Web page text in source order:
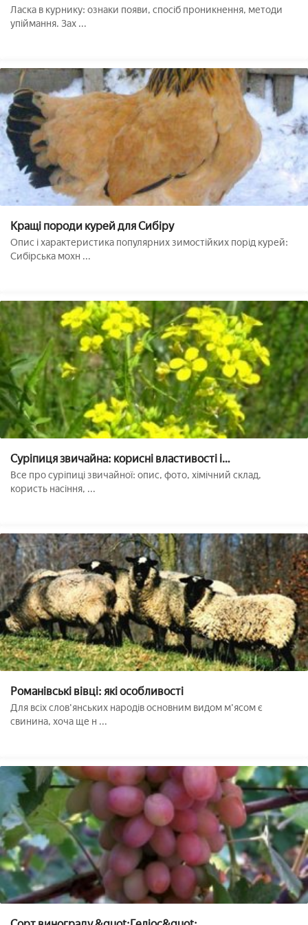
тхора. Як уберегти домашню птицю
Ласка в курнику: ознаки появи, спосіб проникнення, методи
упіймання. Зах ...
Кращі породи курей для Сибіру
Опис і характеристика популярних зимостійких порід курей:
Сибірська мохн ...
Суріпиця звичайна: корисні властивості і
протипоказання
Все про суріпиці звичайної: опис, фото, хімічний склад,
користь насіння, ...
Романівські вівці: які особливості
Для всіх слов'янських народів основним видом м'ясом є
свинина, хоча ще н ...